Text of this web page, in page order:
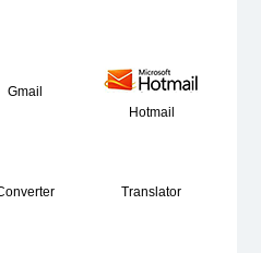
Gmail
Hotmail
Translator